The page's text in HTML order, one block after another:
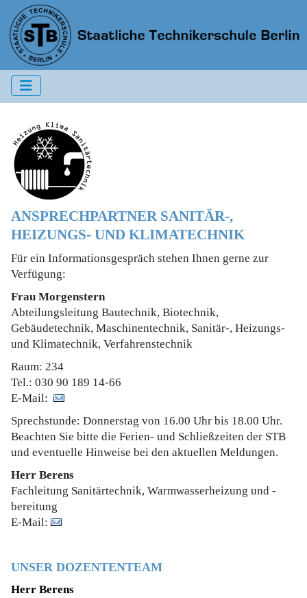
ANSPRECHPARTNER SANITÄR-,
HEIZUNGS- UND KLIMATECHNIK
Für ein Informationsgespräch stehen Ihnen gerne zur
Verfügung:
Frau Morgenstern
Abteilungsleitung Bautechnik, Biotechnik,
Gebäudetechnik, Maschinentechnik, Sanitär-, Heizungs-
und Klimatechnik, Verfahrenstechnik
Raum: 234
Tel.: 030 90 189 14-66
E-Mail:
Sprechstunde: Donnerstag von 16.00 Uhr bis 18.00 Uhr.
Beachten Sie bitte die Ferien- und Schließzeiten der STB
und eventuelle Hinweise bei den aktuellen Meldungen.
Herr Berens
Fachleitung Sanitärtechnik, Warmwasserheizung und -
bereitung
E-Mail:
UNSER DOZENTENTEAM
Herr Berens